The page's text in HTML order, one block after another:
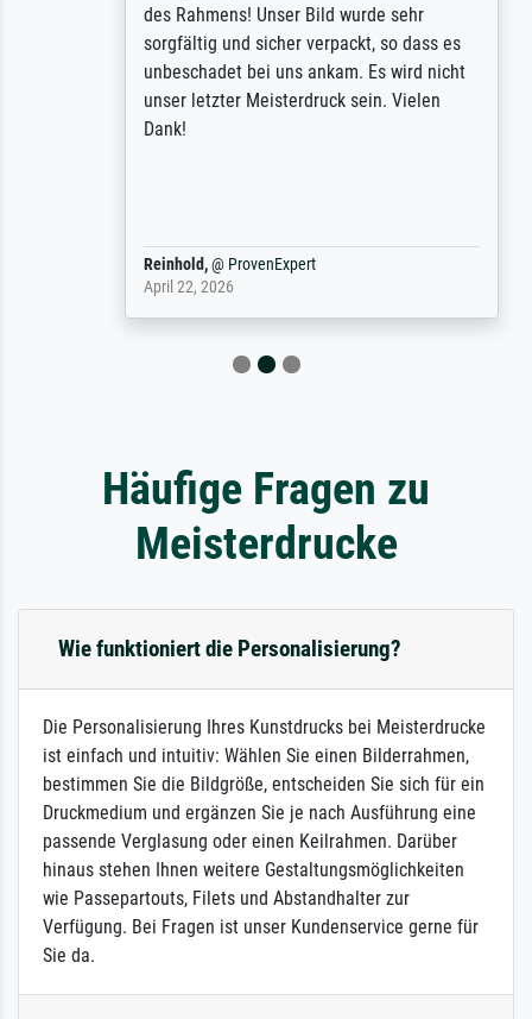
des Rahmens! Unser Bild wurde sehr
sorgfältig und sicher verpackt, so dass es
unbeschadet bei uns ankam. Es wird nicht
unser letzter Meisterdruck sein. Vielen
Reinhold,@ProvenExpert
April 22, 2026
Häufige Fragen zu
Meisterdrucke
Wie funktioniert die Personalisierung?
Die Personalisierung Ihres Kunstdrucks bei Meisterdrucke
ist einfach und intuitiv: Wählen Sie einen Bilderrahmen,
bestimmen Sie die Bildgröße, entscheiden Sie sich für ein
Druckmedium und ergänzen Sie je nach Ausführung eine
passende Verglasung oder einen Keilrahmen. Darüber
hinaus stehen Ihnen weitere Gestaltungsmöglichkeiten
wie Passepartouts, Filets und Abstandhalter zur
Verfügung. Bei Fragen ist unser Kundenservice gerne für
Sie da.